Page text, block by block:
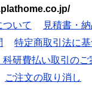
いて
見積書・
特定商取引法に
科研費払い取引のご
ご注文の取り消し